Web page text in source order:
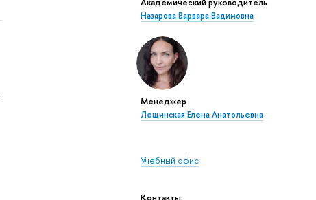
Назарова Варвара Вадимовна
Менеджер
Лещинская Елена Анатольевна
Учебный офис